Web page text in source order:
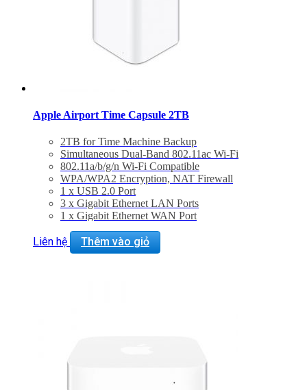
Apple Airport Time Capsule 2TB
2TB for Time Machine Backup
Simultaneous Dual-Band 802.11ac Wi-Fi
802.11a/b/g/n Wi-Fi Compatible
WPA/WPA2 Encryption, NAT Firewall
1 x USB 2.0 Port
3 x Gigabit Ethernet LAN Ports
1 x Gigabit Ethernet WAN Port
Liên hệ Thêm vào giỏ